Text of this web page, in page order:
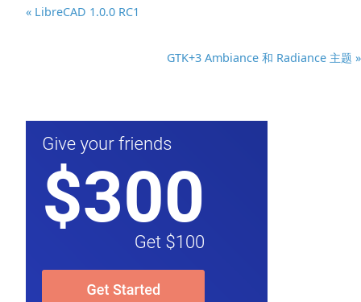
« LibreCAD 1.0.0 RC1
GTK+3 Ambiance 和 Radiance 主题 »